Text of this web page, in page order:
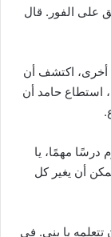
على الفور. قال
أخرى، اكتشف أن
استطاع حامد أن
درسًا مهمًا، يا
أن يغير كل
يا بني. في